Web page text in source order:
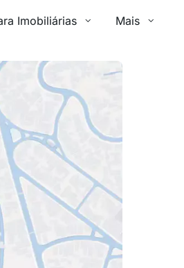
Imobiliárias Mais